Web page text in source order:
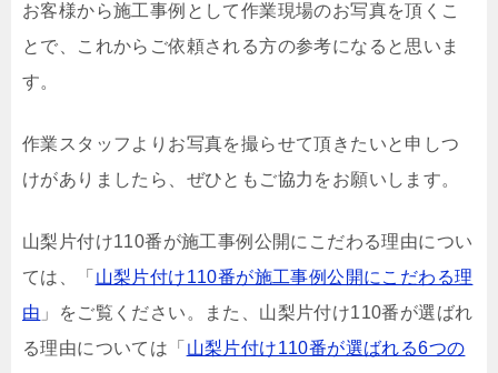
お客様から施工事例として作業現場のお写真を頂くこ
とで、これからご依頼される方の参考になると思いま
す。
作業スタッフよりお写真を撮らせて頂きたいと申しつ
けがありましたら、ぜひともご協力をお願いします。
山梨片付け110番が施工事例公開にこだわる理由につい
ては、「 山梨片付け110番が施工事例公開にこだわる理
由 」をご覧ください。また、山梨片付け110番が選ばれ
る理由については「 山梨片付け110番が選ばれる6つの